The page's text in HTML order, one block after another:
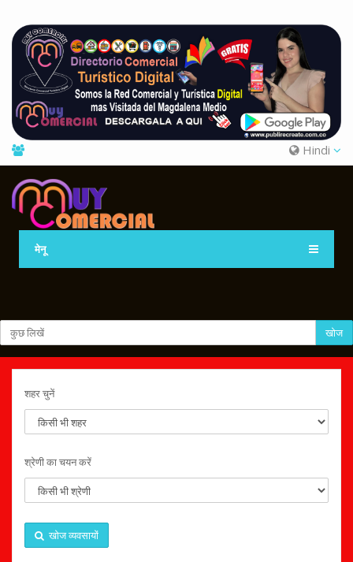
Hindi
मेनू
खोज
शहर चुनें
श्रेणी का चयन करें
खोज व्यवसायों